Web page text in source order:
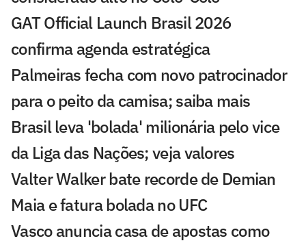
GAT Official Launch Brasil 2026
confirma agenda estratégica
Palmeiras fecha com novo patrocinador
para o peito da camisa; saiba mais
Brasil leva 'bolada' milionária pelo vice
da Liga das Nações; veja valores
Valter Walker bate recorde de Demian
Maia e fatura bolada no UFC
Vasco anuncia casa de apostas como